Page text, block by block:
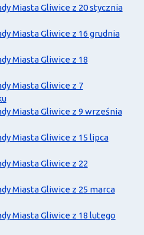
Miasta Gliwice z 20 stycznia
Miasta Gliwice z 16 grudnia
Miasta Gliwice z 18
Miasta Gliwice z 7
Miasta Gliwice z 9 września
Miasta Gliwice z 15 lipca
Miasta Gliwice z 22
Miasta Gliwice z 25 marca
Miasta Gliwice z 18 lutego